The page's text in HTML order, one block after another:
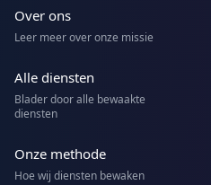
Over ons
Leer meer over onze missie
Alle diensten
Blader door alle bewaakte
diensten
Onze methode
Hoe wij diensten bewaken